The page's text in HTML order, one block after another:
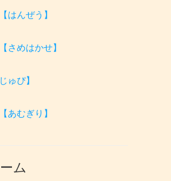
はんぜう】
さめはかせ】
ゅぴ】
あむぎり】
ム